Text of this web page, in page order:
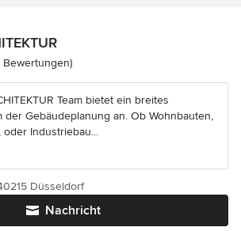
5 von 5 Sternen
Bewertungen)
Team bietet ein breites
der Gebäudeplanung an. Ob Wohnbauten,
Industriebau...
Nachricht
Düsseldorf